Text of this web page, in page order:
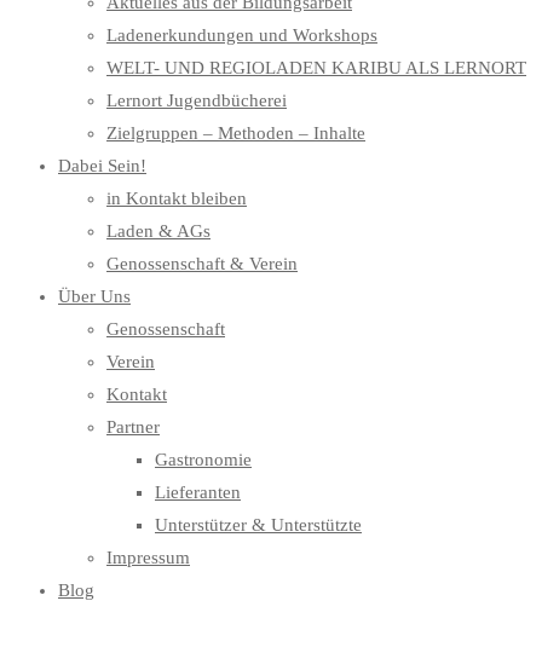
Ladenerkundungen und Workshops
WELT- UND REGIOLADEN KARIBU ALS LERNORT
Lernort Jugendbücherei
Zielgruppen – Methoden – Inhalte
Dabei Sein!
in Kontakt bleiben
Laden & AGs
Genossenschaft & Verein
Über Uns
Genossenschaft
Verein
Kontakt
Partner
Gastronomie
Lieferanten
Unterstützer & Unterstützte
Impressum
Blog